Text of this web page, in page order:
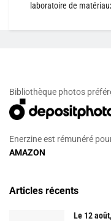
laboratoire de
Bibliothèque photos
Enerzine est rémunéré
AMAZON
Articles récents
Le 12